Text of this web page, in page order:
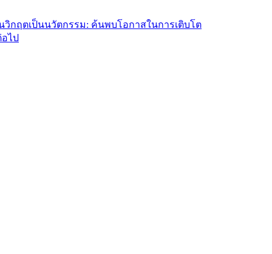
วิกฤตเป็นนวัตกรรม: ค้นพบโอกาสในการเติบโต
ไป